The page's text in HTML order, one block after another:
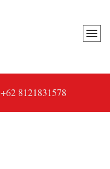
+62 8121831578